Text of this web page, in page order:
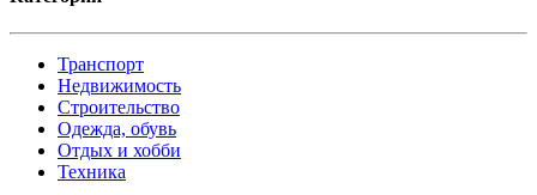
Транспорт
Недвижимость
Строительство
Одежда, обувь
Отдых и хобби
Техника